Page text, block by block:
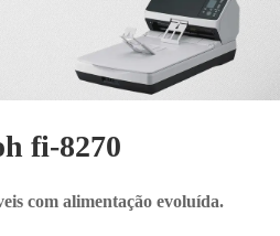
fi-8270
com alimentação evoluída.